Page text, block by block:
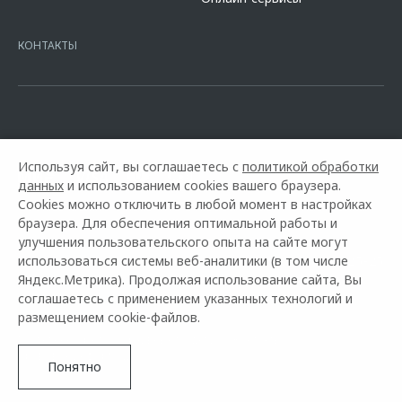
16.01.2015. Предложение ограничено и не является публичной
КОНТАКТЫ
Горячая линия OMODA: +7 (495) 926-25-25
Используя сайт, вы соглашаетесь с политикой обработки
данных и использованием cookies вашего браузера.
Cookies можно отключить в любой момент в настройках
браузера. Для обеспечения оптимальной работы и
улучшения пользовательского опыта на сайте могут
использоваться системы веб-аналитики (в том числе
Яндекс.Метрика). Продолжая использование сайта, Вы
соглашаетесь с применением указанных технологий и
размещением cookie-файлов.
Понятно